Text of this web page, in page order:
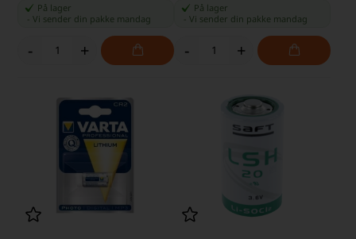
På lager
-Vi sender din pakke mandag
- +
På lager
Vi sender din pakke mandag
- +